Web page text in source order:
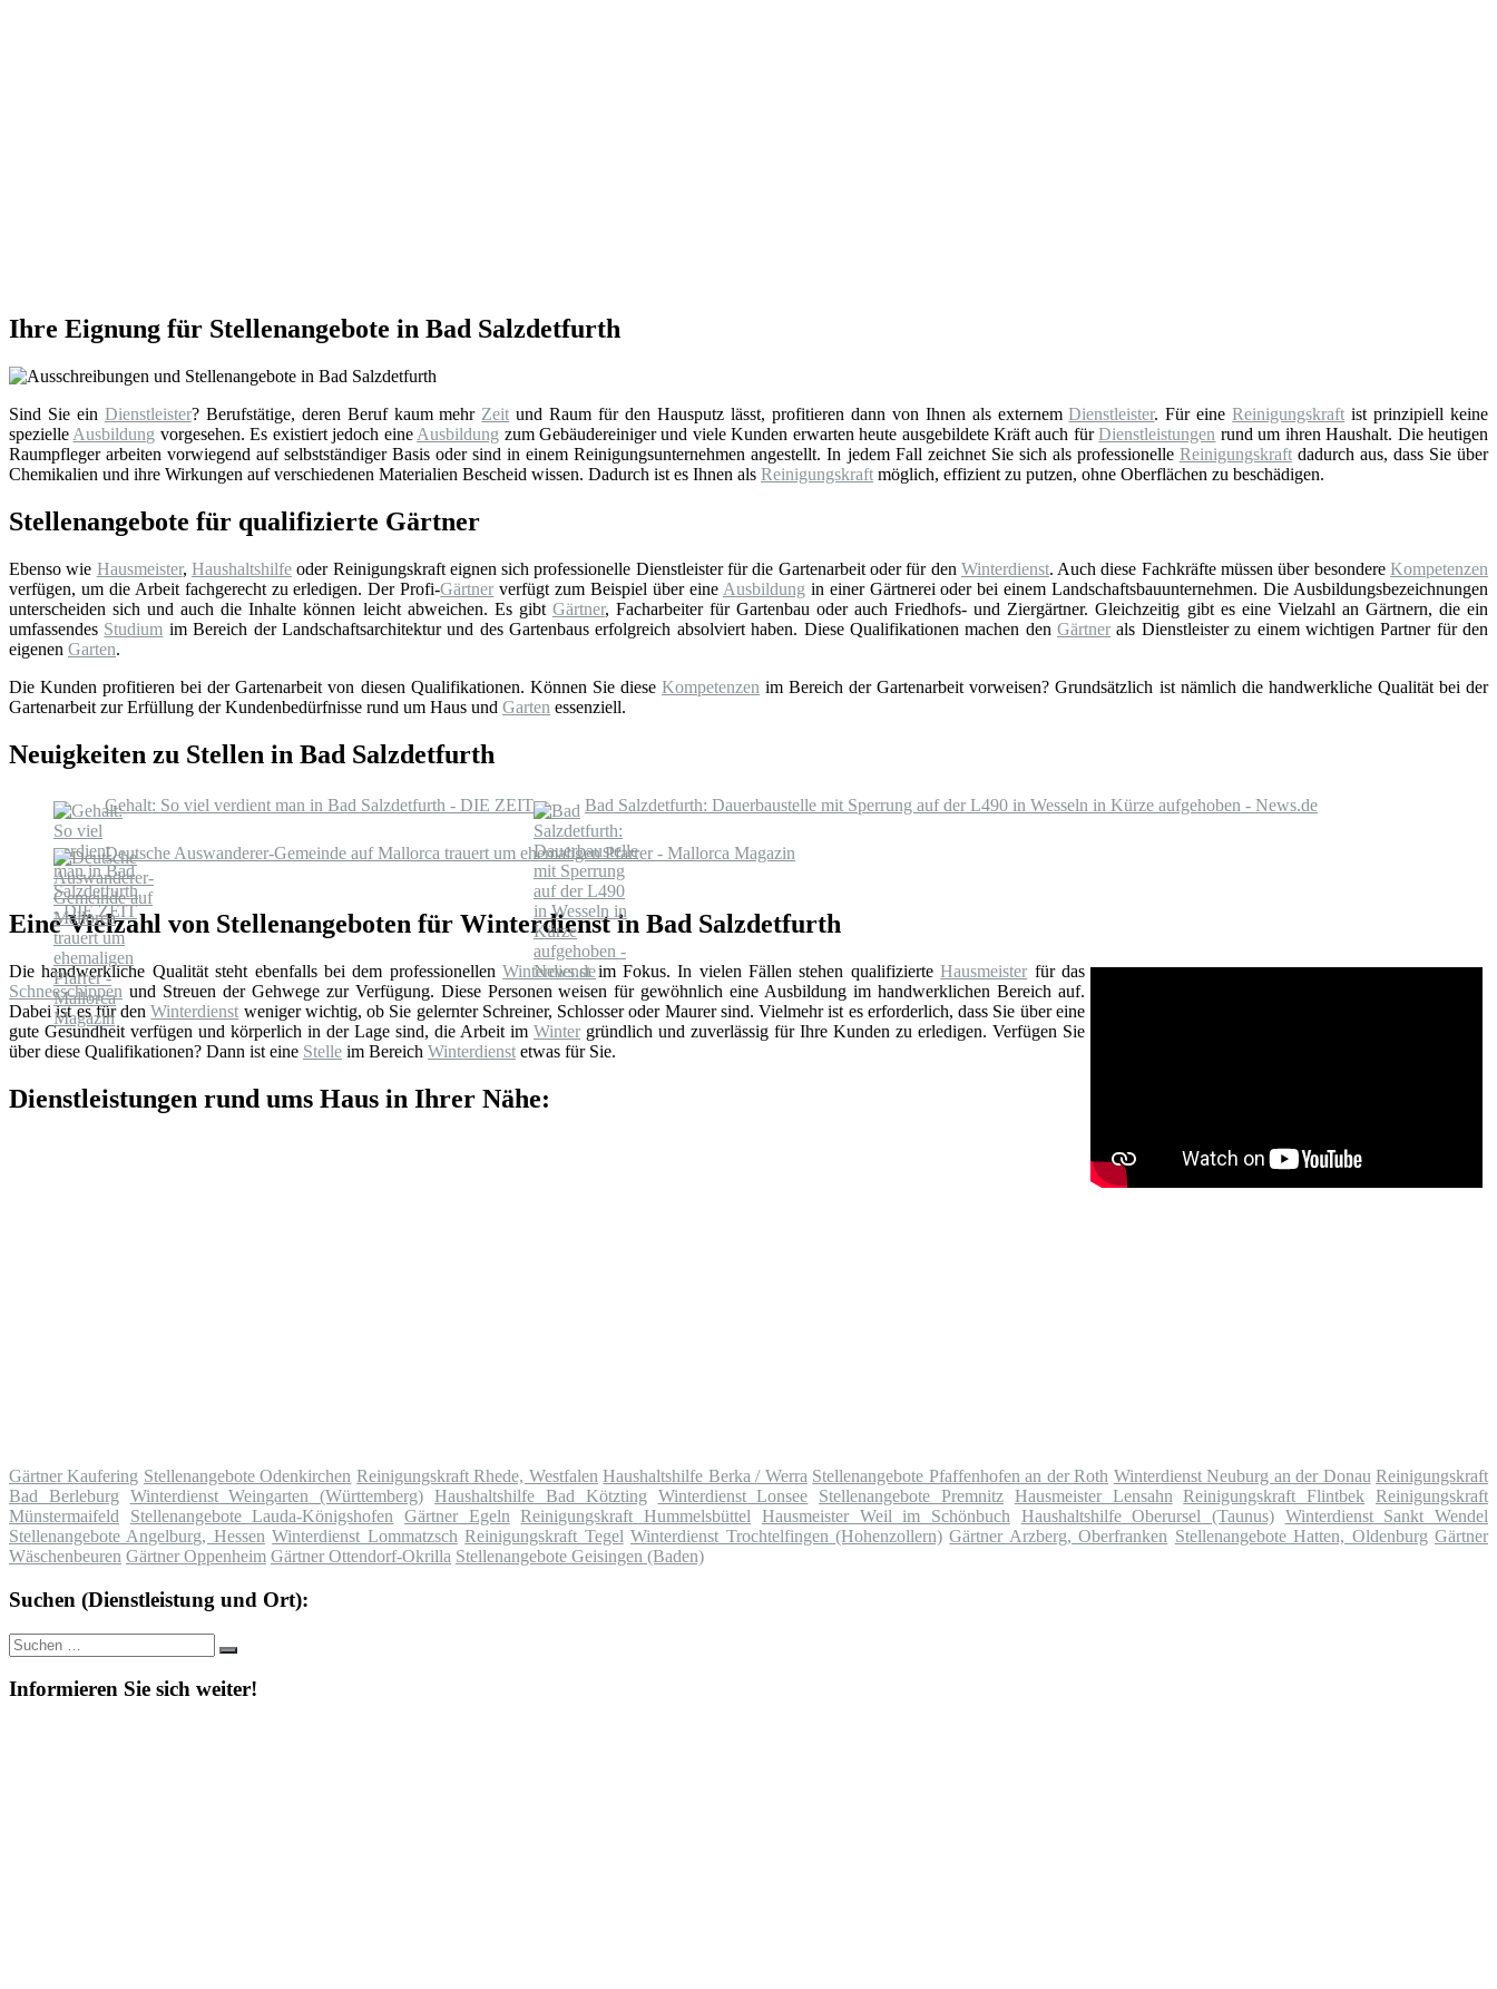
Ihre Eignung für Stellenangebote in Bad Salzdetfurth
Sind Sie ein Dienstleister? Berufstätige, deren Beruf kaum mehr Zeit und Raum für den Hausputz lässt, profitieren dann von Ihnen als externemDienstleister. Für eineReinigungskraft ist prinzipiell keine
spezielle Ausbildung vorgesehen. Es existiert jedoch eine Ausbildung zum Gebäudereiniger und viele Kunden erwarten heute ausgebildete Kräft auch fürDienstleistungen rund um ihren Haushalt. Die heutigen
Raumpfleger arbeiten vorwiegend auf selbstständiger Basis oder sind in einem Reinigungsunternehmen angestellt. In jedem Fall zeichnet Sie sich als professionelle Reinigungskraftdadurch aus, dass Sie über
Chemikalien und ihre Wirkungen auf verschiedenen Materialien Bescheid wissen. Dadurch ist es Ihnen als Reinigungskraft möglich, effizient zu putzen, ohne Oberflächen zu beschädigen.
Stellenangebote für qualifizierte Gärtner
Ebenso wie Hausmeister, Haushaltshilfeoder Reinigungskraft eignen sich professionelle Dienstleister für die Gartenarbeit oder für den Winterdienst. Auch diese Fachkräfte müssen über besondereKompetenzen
verfügen, um die Arbeit fachgerecht zu erledigen. Der Profi-Gärtner verfügt zum Beispiel über eine Ausbildung in einer Gärtnerei oder bei einem Landschaftsbauunternehmen. Die Ausbildungsbezeichnungen
unterscheiden sich und auch die Inhalte können leicht abweichen. Es gibt Gärtner, Facharbeiter für Gartenbau oder auch Friedhofs- und Ziergärtner. Gleichzeitig gibt es eine Vielzahl an Gärtnern, die ein
umfassendes Studium im Bereich der Landschaftsarchitektur und des Gartenbaus erfolgreich absolviert haben. Diese Qualifikationen machen den Gärtner als Dienstleister zu einem wichtigen Partner für den
eigenen Garten.
Die Kunden profitieren bei der Gartenarbeit von diesen Qualifikationen. Können Sie diese Kompetenzen im Bereich der Gartenarbeit vorweisen? Grundsätzlich ist nämlich die handwerkliche Qualität bei der
Gartenarbeit zur Erfüllung der Kundenbedürfnisse rund um Haus und Garten essenziell.
Neuigkeiten zu Stellen in Bad Salzdetfurth
Gehalt: So viel verdient man in Bad Salzdetfurth - DIE ZEIT Bad Salzdetfurth: Dauerbaustelle mit Sperrung auf der L490 in Wesseln in Kürze aufgehoben - News.de
Deutsche Auswanderer-Gemeinde auf Mallorca trauert um ehemaligen Pfarrer - Mallorca Magazin
Eine Vielzahl von Stellenangeboten für Winterdienst in Bad Salzdetfurth
Die handwerkliche Qualität steht ebenfalls bei dem professionellenWinterdienstim Fokus. In vielen Fällen stehen qualifizierteHausmeister für das
Schneeschippen und Streuen der Gehwege zur Verfügung. Diese Personen weisen für gewöhnlich eine Ausbildung im handwerklichen Bereich auf.
Dabei ist es für denWinterdienst weniger wichtig, ob Sie gelernter Schreiner, Schlosser oder Maurer sind. Vielmehr ist es erforderlich, dass Sie über eine
gute Gesundheit verfügen und körperlich in der Lage sind, die Arbeit im Winter gründlich und zuverlässig für Ihre Kunden zu erledigen. Verfügen Sie
über diese Qualifikationen? Dann ist eine Stelle im Bereich Winterdienst etwas für Sie.
Dienstleistungen rund ums Haus in Ihrer Nähe:
Gärtner Kaufering Stellenangebote Odenkirchen Reinigungskraft Rhede, Westfalen Haushaltshilfe Berka / Werra Stellenangebote Pfaffenhofen an der Roth Winterdienst Neuburg an der Donau Reinigungskraft
Bad Berleburg
Winterdienst Weingarten (Württemberg) Haushaltshilfe Bad Kötzting Winterdienst Lonsee Stellenangebote Premnitz Hausmeister Lensahn Reinigungskraft Flintbek Reinigungskraft
Münstermaifeld
Stellenangebote Lauda-Königshofen Gärtner Egeln Reinigungskraft Hummelsbüttel Hausmeister Weil im Schönbuch Haushaltshilfe Oberursel (Taunus) Winterdienst Sankt Wendel
Stellenangebote Angelburg, Hessen Winterdienst Lommatzsch Reinigungskraft Tegel Winterdienst Trochtelfingen (Hohenzollern) Gärtner Arzberg, Oberfranken Stellenangebote Hatten, Oldenburg Gärtner
Wäschenbeuren Gärtner Oppenheim Gärtner Ottendorf-Okrilla Stellenangebote Geisingen (Baden)
Suchen (Dienstleistung und Ort):
Suche
nach:
Suchen
Informieren Sie sich weiter!